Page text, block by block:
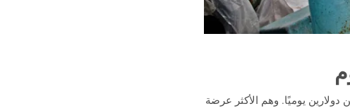
ما يقرب 4 مليارات شخص بأقل من دولارين يوميًا. وهم الأكثر عرضة